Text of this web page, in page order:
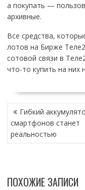
а покупать —
архивные.
Все средства,
лотов на Бирже
сотовой связи в
что-то купить на них
НАВИГАЦИЯ
ПО
ЗАПИСЯМ
Гибкий
смартфонов станет
реальностью
ПОХОЖИЕ ЗАПИСИ